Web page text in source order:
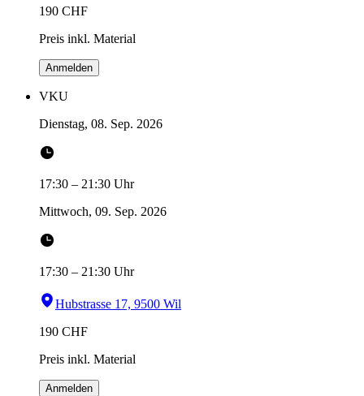
190 CHF
Preis inkl. Material
Anmelden
VKU
Dienstag, 08. Sep. 2026
17:30 – 21:30 Uhr
Mittwoch, 09. Sep. 2026
17:30 – 21:30 Uhr
Hubstrasse 17, 9500 Wil
190 CHF
Preis inkl. Material
Anmelden